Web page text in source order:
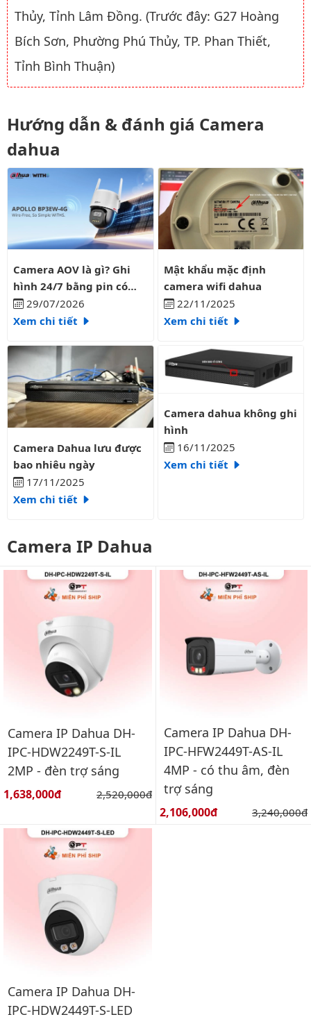
Thủy, Tỉnh Lâm Đồng. (Trước đây: G27 Hoàng
Bích Sơn, Phường Phú Thủy, TP. Phan Thiết,
Tỉnh Bình Thuận)
Hướng dẫn & đánh giá Camera
dahua
Camera AOV là gì? Ghi hình 24/7 bằng pin có liên tục?
Camera AOV là gì? Ghi
hình 24/7 bằng pin có
liên tục?
29/07/2026
Xem chi tiết
Mật khẩu mặc định camera
Mật khẩu mặc định
camera wifi dahua
22/11/2025
Xem chi tiết
Camera Dahua lưu được bao nhiêu ngày
Camera Dahua lưu được
bao nhiêu ngày
17/11/2025
Xem chi tiết
Camera dahua không ghi hình
Camera dahua không ghi
hình
16/11/2025
Xem chi tiết
Camera IP Dahua
Camera IP Dahua DH-
IPC-HDW2249T-S-IL
2MP - đèn trợ sáng
Giá bán:
1,638,000đ Giá gốc:
2,520,000đ
Camera IP Dahua DH-
IPC-HFW2449T-AS-IL
4MP - có thu âm, đèn
trợ sáng
Giá bán:
2,106,000đ Giá gốc:
3,240,000đ
Camera IP Dahua DH-
IPC-HDW2449T-S-LED